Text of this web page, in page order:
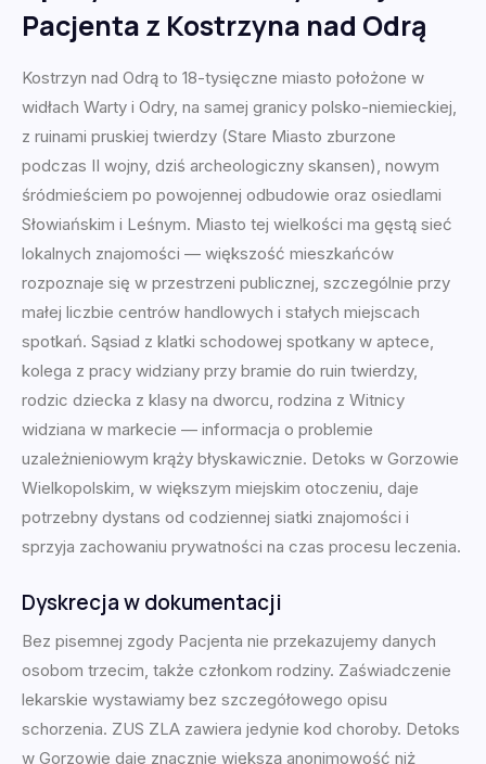
Pacjenta z Kostrzyna nad Odrą
Kostrzyn nad Odrą to 18-tysięczne miasto położone w
widłach Warty i Odry, na samej granicy polsko-niemieckiej,
z ruinami pruskiej twierdzy (Stare Miasto zburzone
podczas II wojny, dziś archeologiczny skansen), nowym
śródmieściem po powojennej odbudowie oraz osiedlami
Słowiańskim i Leśnym. Miasto tej wielkości ma gęstą sieć
lokalnych znajomości — większość mieszkańców
rozpoznaje się w przestrzeni publicznej, szczególnie przy
małej liczbie centrów handlowych i stałych miejscach
spotkań. Sąsiad z klatki schodowej spotkany w aptece,
kolega z pracy widziany przy bramie do ruin twierdzy,
rodzic dziecka z klasy na dworcu, rodzina z Witnicy
widziana w markecie — informacja o problemie
uzależnieniowym krąży błyskawicznie. Detoks w Gorzowie
Wielkopolskim, w większym miejskim otoczeniu, daje
potrzebny dystans od codziennej siatki znajomości i
sprzyja zachowaniu prywatności na czas procesu leczenia.
Dyskrecja w dokumentacji
Bez pisemnej zgody Pacjenta nie przekazujemy danych
osobom trzecim, także członkom rodziny. Zaświadczenie
lekarskie wystawiamy bez szczegółowego opisu
schorzenia. ZUS ZLA zawiera jedynie kod choroby. Detoks
w Gorzowie daje znacznie większą anonimowość niż